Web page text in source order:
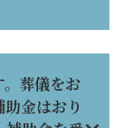
葬儀をお
金はおり